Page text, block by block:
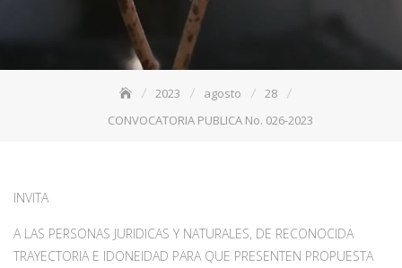
2023 agosto
28
CONVOCATORIA PUBLICA No. 026-2023
INVITA
A LAS PERSONAS JURIDICAS Y NATURALES, DE RECONOCIDA
TRAYECTORIA E IDONEIDAD PARA QUE PRESENTEN PROPUESTA